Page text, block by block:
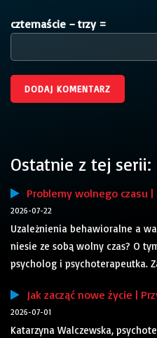
czternaście − trzy =
Ostatnie z tej serii:
Problemy wolnego czasu
2026-07-22
Uzależnienia behawioralne a
niesie ze sobą wolny czas? O
psycholog i psychoterapeutka.
Jak zacząć nowe życie |
2026-07-01
Katarzyna Walczewska,